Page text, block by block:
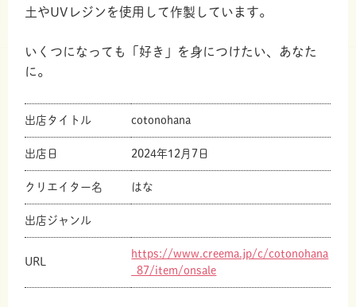
土やUVレジンを使用して作製しています。
いくつになっても「好き」を身につけたい、あなた
に。
出店タイトル cotonohana
出店日 2024年12月7日
クリエイター名 はな
出店ジャンル
URL
https://www.creema.jp/c/cotonohana
_87/item/onsale